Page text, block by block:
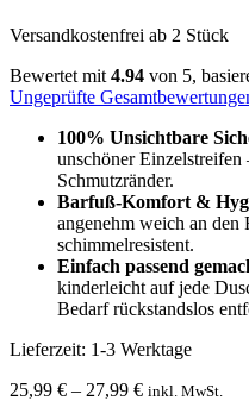
Versandkostenfrei ab 2 Stück
Bewertet mit 4.94 von 5,
Ungeprüfte
100% Unsichtbare
unschöner
Schmutzränder.
Barfuß-Komfort &
angenehm weich an den
schimmelresistent.
Einfach passend
kinderleicht auf jede
Bedarf rückstandslos
Lieferzeit: 1-3 Werktage
25,99 € – 27,99 € inkl. MwSt.